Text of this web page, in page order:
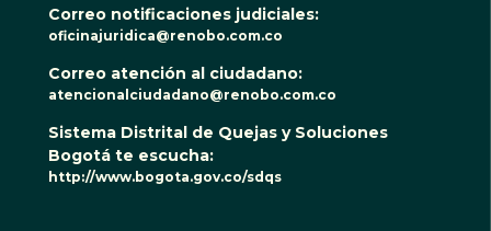
Correo notificaciones judiciales:
oficinajuridica@renobo.com.co
Correo atención al ciudadano:
atencionalciudadano@renobo.com.co
Sistema Distrital de Quejas y Soluciones
Bogotá te escucha:
http://www.bogota.gov.co/sdqs